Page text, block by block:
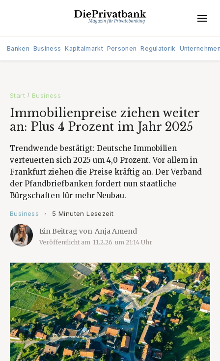
Banken Business Kapitalmarkt Personen Regulatorik
Start / Business
Immobilienpreise ziehen weiter
an: Plus 4 Prozent im Jahr 2025
Trendwende bestätigt: Deutsche Immobilien
verteuerten sich 2025 um 4,0 Prozent. Vor allem in
Frankfurt ziehen die Preise kräftig an. Der Verband
der Pfandbriefbanken fordert nun staatliche
Bürgschaften für mehr Neubau.
Business • 5 Minuten Lesezeit
Ein Beitrag von Anja Amend
Veröffentlicht am 11.2.26 um 21:14 Uhr